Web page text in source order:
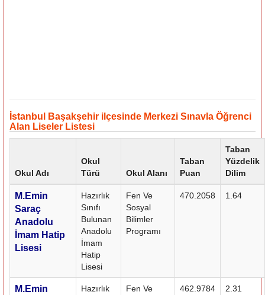
İstanbul Başakşehir ilçesinde Merkezi Sınavla Öğrenci
Alan Liseler Listesi
Okul Adı
Okul
Türü
Okul Alanı
Taban
Puan
Taban
Yüzdelik
Dilim
M.Emin
Saraç
Anadolu
İmam Hatip
Lisesi
Hazırlık
Sınıfı
Bulunan
Anadolu
İmam
Hatip
Lisesi
Fen Ve
Sosyal
Bilimler
Programı
470.2058 1.64
M.Emin
Hazırlık
Fen Ve
462.9784 2.31